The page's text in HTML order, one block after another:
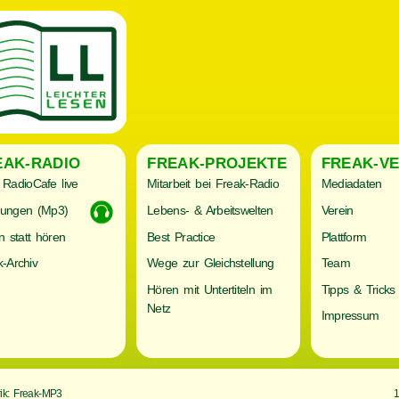
RADIO
live
(Mp3)
statt hören
Archiv
FREAK-PROJEKTE
Mitarbeit bei Freak-Radio
Lebens- & Arbeitswelten
Best Practice
Wege zur Gleichstellung
Hören mit Untertiteln im
Netz
FREAK-
Mediadaten
Verein
Plattform
Team
Tipps & Tricks
Impressum
Freak-MP3